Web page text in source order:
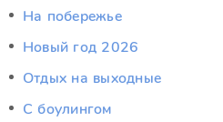
На побережье
Новый год 2026
Отдых на выходные
С боулингом